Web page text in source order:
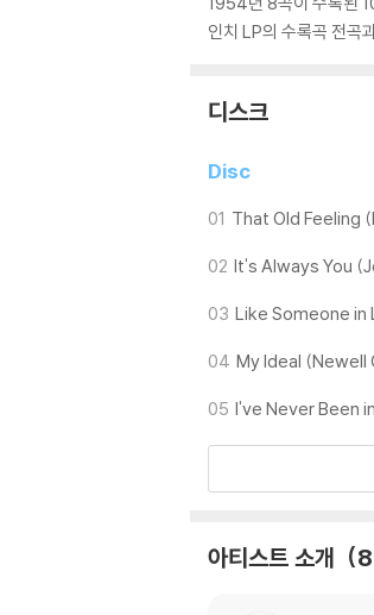
인치 LP의 수록곡 전곡
디스크
Disc
01 That Old Feeling
02 It's Always You
03 Like Someone in
04 My Ideal (Newell
05 I've Never Been
아티스트 소개 8